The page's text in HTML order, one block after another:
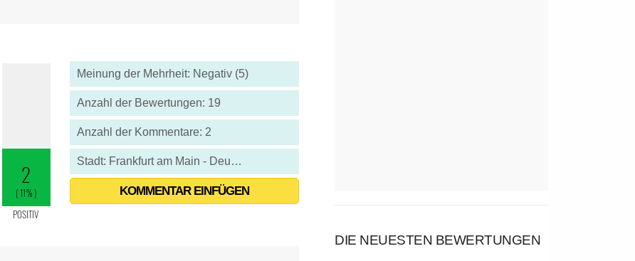
Meinung der Mehrheit: Negativ (5)
Anzahl der Bewertungen: 19
Anzahl der Kommentare: 2
Stadt: Frankfurt am Main - Deutschland
KOMMENTAR EINFÜGEN
DIE NEUESTEN BEWERTUNGEN